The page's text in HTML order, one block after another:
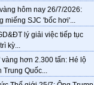
hôm nay 26/7/2026:
miếng SJC 'bốc hơi'...
lý giải việc tiếp tục
kỳ...
vàng hơn 2.300 tấn: Hé lộ
Trung Quốc...